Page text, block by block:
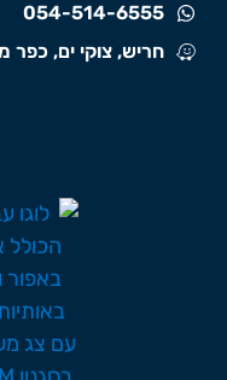
054-514-6555
חריש, צוקי ים, כפר מונש